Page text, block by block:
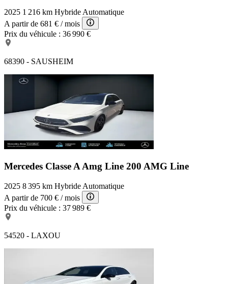
2025 1 216 km Hybride Automatique
A partir de 681 € / mois
Prix du véhicule : 36 990 €
68390 - SAUSHEIM
Mercedes Classe A Amg Line 200 AMG Line
2025 8 395 km Hybride Automatique
A partir de 700 € / mois
Prix du véhicule : 37 989 €
54520 - LAXOU